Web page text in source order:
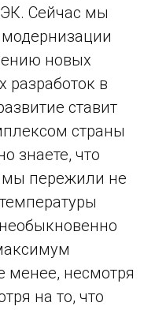
Сейчас мы
новых
разработок в
ставит
страны
знаете, что
мы пережили не
менее, несмотря
на то, что